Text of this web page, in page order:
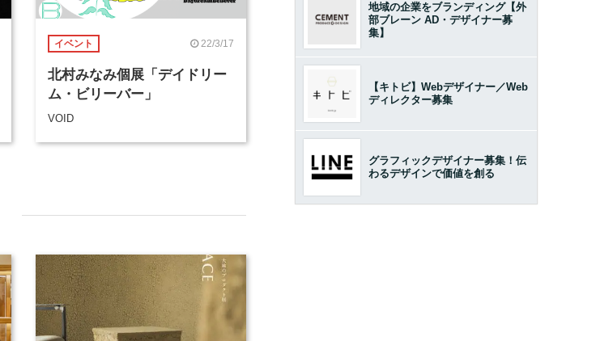
イベント 22/3/17
北村みなみ個展「デイドリー
ム・ビリーバー」
VOID
地域の企業をブランディング【外
部ブレーン AD・デザイナー募
集】
【キトビ】Webデザイナー／Web
ディレクター募集
グラフィックデザイナー募集！伝
わるデザインで価値を創る